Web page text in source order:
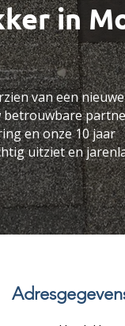
in
van een nieuwe
betrouwbare
en onze 10 jaar
uitziet en